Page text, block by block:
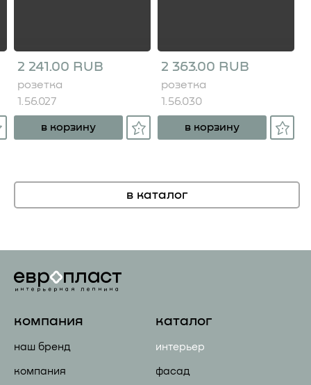
2 241.00 RUB
розетка
1.56.027
в корзину
2 363.00 RUB
розетка
1.56.030
в корзину
в каталог
компания
наш бренд
компания
каталог
интерьер
фасад